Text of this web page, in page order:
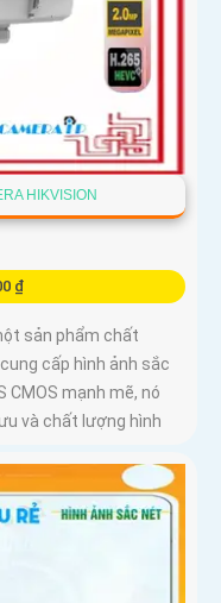
HIKVISION
₫
sản phẩm chất
cấp hình ảnh sắc
CMOS mạnh mẽ, nó
và chất lượng hình